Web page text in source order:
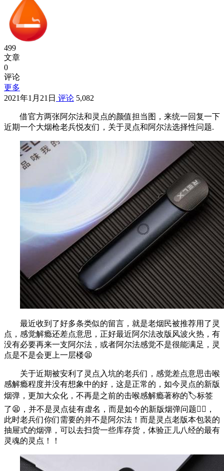
499
文章
0
评论
更多
2021年1月21日 评论 5,082
借官方两张阿尔法和灵点的颜值担当图，来统一回复一下
近期一个大烟枪老兵悦友们，关于灵点和阿尔法选择性问题.
最近收到了好多条类似的留言，就是老烟民被推荐用了灵
点，感觉解瘾还差点意思，正好最近阿尔法改版风波火热，有
没有必要再来一支阿尔法，或者阿尔法感觉不是很能满足，灵
点是不是会更上一层楼😫
关于近期被安利了灵点入坑的老兵们，感觉差点意思击喉
感解瘾程度并没有想象中的好，这是正常的，如今灵点的新版
烟弹，更加大众化，不再是之前的击喉感解瘾著称的🏷标签
了😫，并不是灵点徒有虚名，而是如今的新版烟弹问题🤦‍♀️，
此时老兵们你们需要的并不是阿尔法！而是灵点老版本包装的
抽屉式的烟弹，可以去扫货一些库存货，体验正儿八经的最有
灵魂的灵点！！